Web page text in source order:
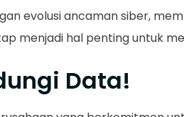
evolusi ancaman siber,
menjadi hal penting untuk
Data!